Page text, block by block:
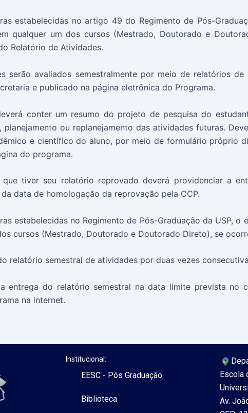
estabelecidas no artigo 49 do Regimento de Pós-
qualquer um dos cursos (Mestrado, Doutorado e
Relatório de Atividades.
serão avaliados semestralmente por meio de relatórios
e publicado na página eletrônica do Programa.
conter um resumo do projeto de pesquisa do
planejamento ou replanejamento das atividades futuras.
e científico do aluno, por meio de formulário próprio
do programa.
que tiver seu relatório reprovado deverá providenciar a
data de homologação da reprovação pela CCP.
estabelecidas no Regimento de Pós-Graduação da USP,
cursos (Mestrado, Doutorado e Doutorado Direto), se
relatório semestral de atividades por duas vezes
entrega do relatório semestral na data limite prevista no
na internet.
Institucional:
EESC - Pós Graduação
Biblioteca
Escola
Av.